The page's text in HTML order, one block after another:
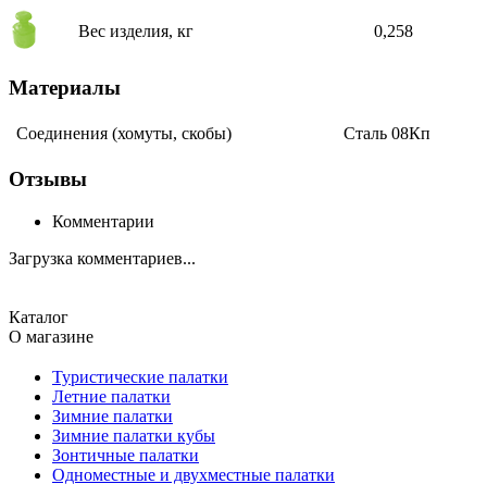
Вес изделия, кг 0,258
Материалы
Соединения (хомуты, скобы) Сталь 08Кп
Отзывы
Комментарии
Загрузка комментариев...
Каталог
О магазине
Туристические палатки
Летние палатки
Зимние палатки
Зимние палатки кубы
Зонтичные палатки
Одноместные и двухместные палатки